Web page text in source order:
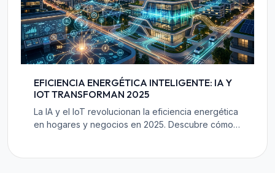
EFICIENCIA ENERGÉTICA INTELIGENTE: IA Y
IOT TRANSFORMAN 2025
La IA y el IoT revolucionan la eficiencia energética
en hogares y negocios en 2025. Descubre cómo